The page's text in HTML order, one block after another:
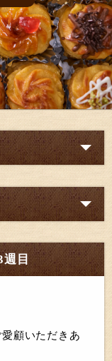
週目
顧いただきあ